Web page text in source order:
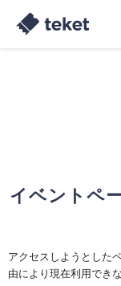
イベントペ
アクセスしようとした
由により現在利用でき